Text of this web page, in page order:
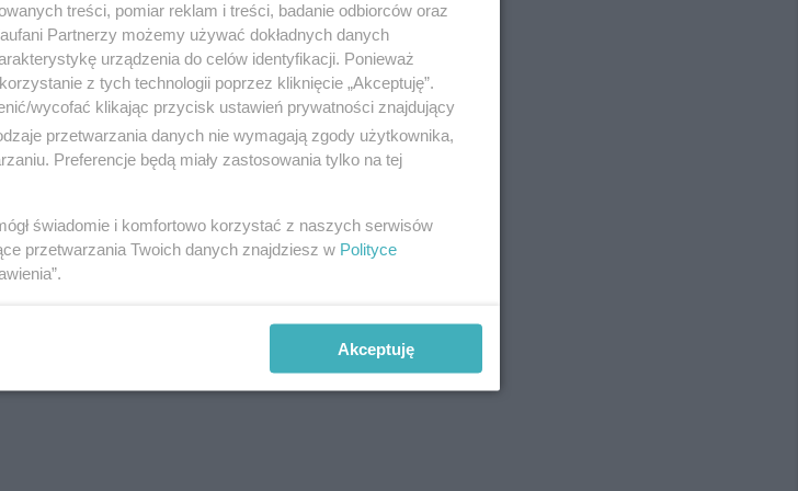
fot:
Tarnowskie Góry
Ruda Śląska
Świętochłowice
Tychy
Bytom
Katowice
Zabrze
Zagłębie
Redakcja
Newsletter
Reklama
treści, pomiar reklam i treści, badanie odbiorców oraz
Partnerzy możemy używać dokładnych danych
urządzenia do celów identyfikacji. Ponieważ
z tych technologii poprzez kliknięcie „Akceptuję”.
wycofać klikając przycisk ustawień prywatności znajdujący
przetwarzania danych nie wymagają zgody użytkownika,
Preferencje będą miały zastosowania tylko na tej
świadomie i komfortowo korzystać z naszych serwisów
przetwarzania Twoich danych znajdziesz w Polityce
Akceptuję